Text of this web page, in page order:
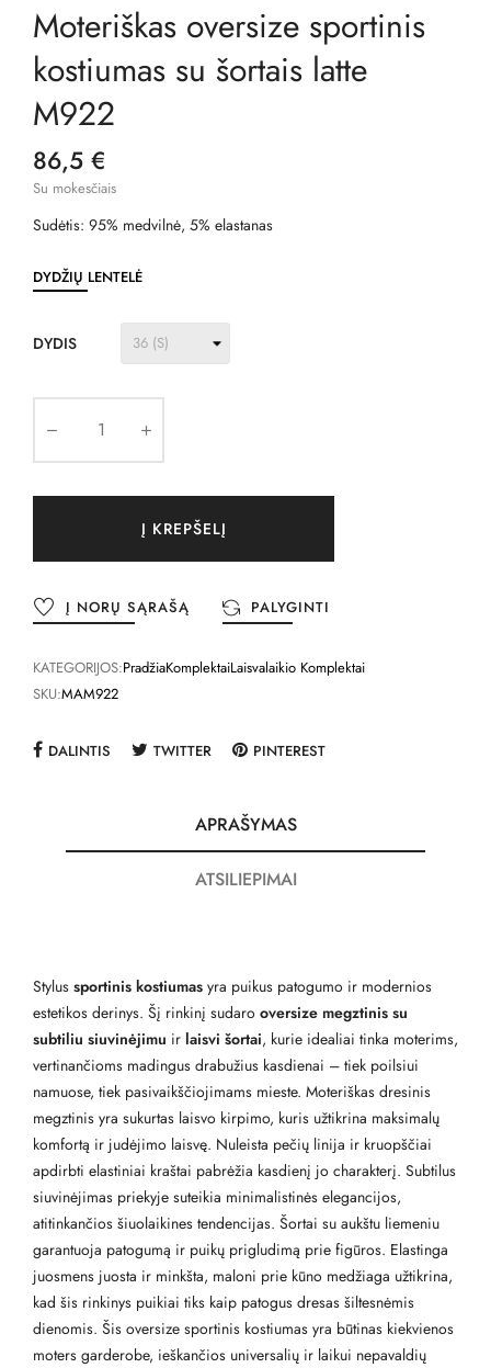
Moteriškas oversize sportinis
kostiumas su šortais latte
M922
86,5 €
Su mokesčiais
Sudėtis: 95% medvilnė, 5% elastanas
DYDŽIŲ LENTELĖ
DYDIS
Į KREPŠELĮ
Į NORŲ SĄRAŠĄ PALYGINTI
KATEGORIJOS:PradžiaKomplektaiLaisvalaikio Komplektai
SKU:MAM922
DALINTIS TWITTER PINTEREST
APRAŠYMAS
ATSILIEPIMAI
Stylus sportinis kostiumas yra puikus patogumo ir modernios
estetikos derinys. Šį rinkinį sudaro oversize megztinis su
subtiliu siuvinėjimu ir laisvi šortai, kurie idealiai tinka moterims,
vertinančioms madingus drabužius kasdienai – tiek poilsiui
namuose, tiek pasivaikščiojimams mieste. Moteriškas dresinis
megztinis yra sukurtas laisvo kirpimo, kuris užtikrina maksimalų
komfortą ir judėjimo laisvę. Nuleista pečių linija ir kruopščiai
apdirbti elastiniai kraštai pabrėžia kasdienį jo charakterį. Subtilus
siuvinėjimas priekyje suteikia minimalistinės elegancijos,
atitinkančios šiuolaikines tendencijas. Šortai su aukštu liemeniu
garantuoja patogumą ir puikų prigludimą prie figūros. Elastinga
juosmens juosta ir minkšta, maloni prie kūno medžiaga užtikrina,
kad šis rinkinys puikiai tiks kaip patogus dresas šiltesnėmis
dienomis. Šis oversize sportinis kostiumas yra būtinas kiekvienos
moters garderobe, ieškančios universalių ir laikui nepavaldių